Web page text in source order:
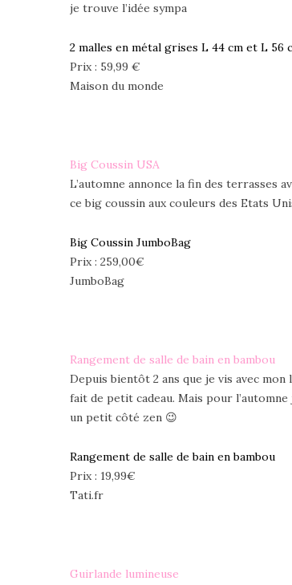
je trouve l’idée sympa
2 malles en métal grises L 44 cm et L 56
Prix : 59,99 €
Maison du monde
Big Coussin USA
L’automne annonce la fin des terrasses
ce big coussin aux couleurs des Etats
Big Coussin JumboBag
Prix : 259,00€
JumboBag
Rangement de salle de bain en bambou
Depuis bientôt 2 ans que je vis avec
fait de petit cadeau. Mais pour
un petit côté zen 😉
Rangement de salle de bain en bambou
Prix : 19,99€
Tati.fr
Guirlande lumineuse